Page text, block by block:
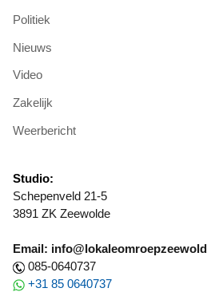
Politiek
Nieuws
Video
Zakelijk
Weerbericht
Studio:
Schepenveld 21-5
3891 ZK Zeewolde
Email:
085-0640737
+31 85 0640737